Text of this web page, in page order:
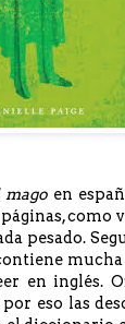
en
como
pesado.
en inglés.
eso las